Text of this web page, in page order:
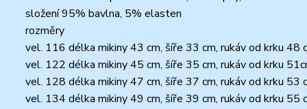
složení 95% bavlna, 5% elasten
rozměry
vel. 116 délka mikiny 43 cm, šíře 33 cm, rukáv od krku 48
vel. 122 délka mikiny 45 cm, šíře 35 cm, rukáv od krku
vel. 128 délka mikiny 47 cm, šíře 37 cm, rukáv od krku 53
vel. 134 délka mikiny 49 cm, šíře 39 cm, rukáv od krku 55